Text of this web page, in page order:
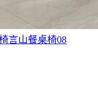
言山餐桌椅08